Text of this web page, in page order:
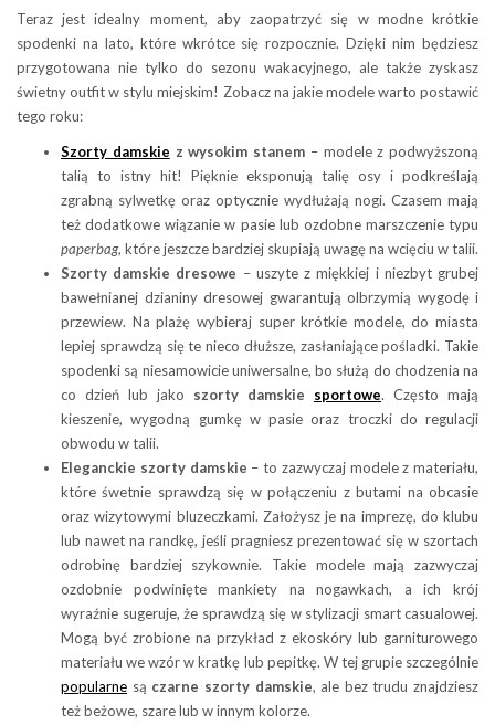
Teraz jest idealny moment, aby zaopatrzyć się w modne krótkie
spodenki na lato, które wkrótce się rozpocznie. Dzięki nim będziesz
przygotowana nie tylko do sezonu wakacyjnego, ale także zyskasz
świetny outfit w stylu miejskim! Zobacz na jakie modele warto postawić
tego roku:
Szorty damskie z wysokim stanem – modele z podwyższoną
talią to istny hit! Pięknie eksponują talię osy i podkreślają
zgrabną sylwetkę oraz optycznie wydłużają nogi. Czasem mają
też dodatkowe wiązanie w pasie lub ozdobne marszczenie typu
paperbag, które jeszcze bardziej skupiają uwagę na wcięciu w talii.
Szorty damskie dresowe – uszyte z miękkiej i niezbyt grubej
bawełnianej dzianiny dresowej gwarantują olbrzymią wygodę i
przewiew. Na plażę wybieraj super krótkie modele, do miasta
lepiej sprawdzą się te nieco dłuższe, zasłaniające pośladki. Takie
spodenki są niesamowicie uniwersalne, bo służą do chodzenia na
co dzień lub jako szorty damskie sportowe. Często mają
kieszenie, wygodną gumkę w pasie oraz troczki do regulacji
obwodu w talii.
Eleganckie szorty damskie – to zazwyczaj modele z materiału,
które śwetnie sprawdzą się w połączeniu z butami na obcasie
oraz wizytowymi bluzeczkami. Założysz je na imprezę, do klubu
lub nawet na randkę, jeśli pragniesz prezentować się w szortach
odrobinę bardziej szykownie. Takie modele mają zazwyczaj
ozdobnie podwinięte mankiety na nogawkach, a ich krój
wyraźnie sugeruje, że sprawdzą się w stylizacji smart casualowej.
Mogą być zrobione na przykład z ekoskóry lub garniturowego
materiału we wzór w kratkę lub pepitkę. W tej grupie szczególnie
popularne są czarne szorty damskie, ale bez trudu znajdziesz
też beżowe, szare lub w innym kolorze.